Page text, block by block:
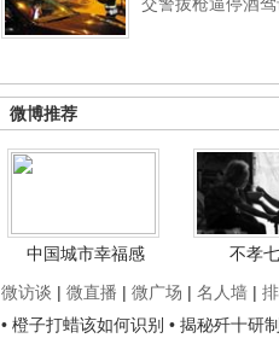
微博推荐
中国城市幸福感
不孝
微访谈 | 微直播 | 微广场 | 名人墙 |
• 橙子打蜡该如何识别 • 揭秘歼十研